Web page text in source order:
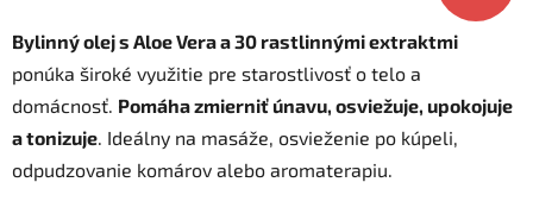
Bylinný olej s Aloe Vera a 30 rastlinnými extraktmi
ponúka široké využitie pre starostlivosť o telo a
domácnosť. Pomáha zmierniť únavu, osviežuje, upokojuje
a tonizuje. Ideálny na masáže, osvieženie po kúpeli,
odpudzovanie komárov alebo aromaterapiu.